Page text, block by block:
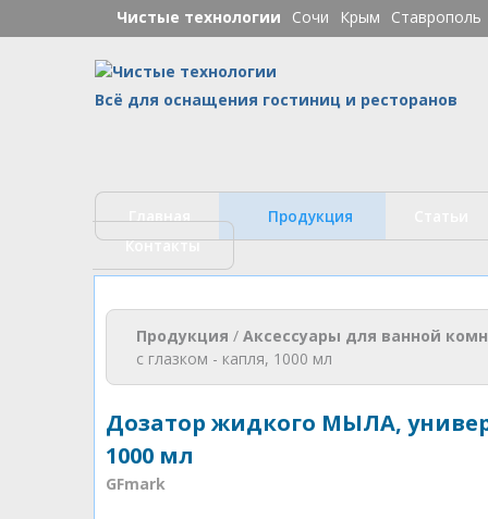
Чистые технологии Сочи Крым Ставрополь
Всё для оснащения гостиниц и ресторанов
Главная Продукция
Контакты
Вы здесь
Продукция / Аксессуары для ванной
с глазком - капля, 1000 мл
Дозатор жидкого МЫЛА,
1000 мл
GFmark